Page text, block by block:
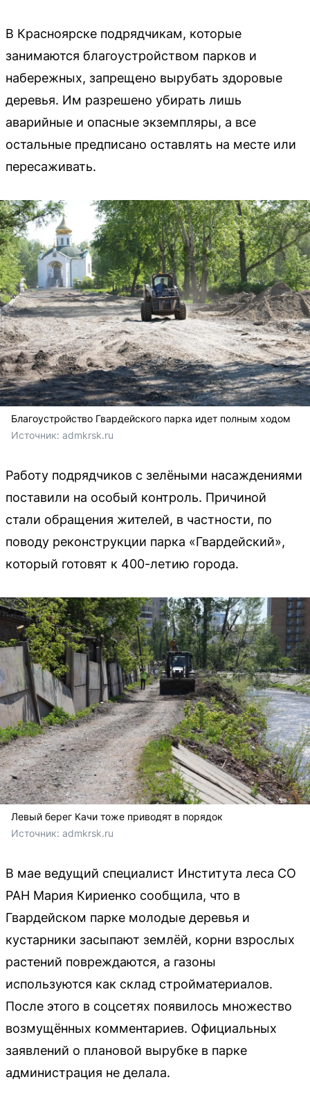
В Красноярске подрядчикам, которые
занимаются благоустройством парков и
набережных, запрещено вырубать здоровые
деревья. Им разрешено убирать лишь
аварийные и опасные экземпляры, а все
остальные предписано оставлять на месте или
пересаживать.
Благоустройство Гвардейского парка идет полным ходом
Источник: admkrsk.ru
Работу подрядчиков с зелёными насаждениями
поставили на особый контроль. Причиной
стали обращения жителей, в частности, по
поводу реконструкции парка «Гвардейский»,
который готовят к 400-летию города.
Левый берег Качи тоже приводят в порядок
Источник: admkrsk.ru
В мае ведущий специалист Института леса СО
РАН Мария Кириенко сообщила, что в
Гвардейском парке молодые деревья и
кустарники засыпают землёй, корни взрослых
растений повреждаются, а газоны
используются как склад стройматериалов.
После этого в соцсетях появилось множество
возмущённых комментариев. Официальных
заявлений о плановой вырубке в парке
администрация не делала.